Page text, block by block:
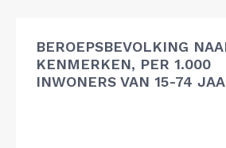
BEROEPSBEVOLKING
KENMERKEN, PER 1.000
INWONERS VAN 15-74